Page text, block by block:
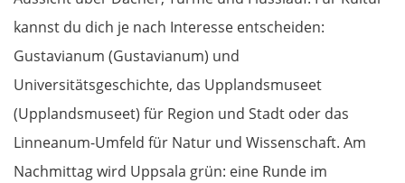
kannst du dich je nach Interesse entscheiden:
Gustavianum (Gustavianum) und
Universitätsgeschichte, das Upplandsmuseet
(Upplandsmuseet) für Region und Stadt oder das
Linneanum-Umfeld für Natur und Wissenschaft. Am
Nachmittag wird Uppsala grün: eine Runde im
Warschau
Żyrardów